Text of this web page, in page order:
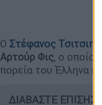
Ο Στέφανος Τσιτσιπάς
Αρτούρ Φις, ο
πορεία του Έλληνα
ΔΙΑΒΑΣΤΕ ΕΠΙΣΗΣ